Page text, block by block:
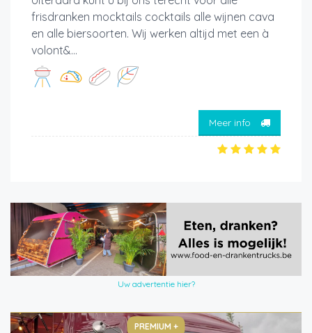
frisdranken mocktails cocktails alle wijnen cava
en alle biersoorten. Wij werken altijd met een à
volont&...
Meer info
Uw advertentie hier?
PREMIUM +